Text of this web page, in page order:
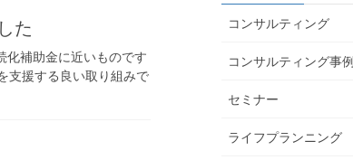
た
化補助金に近いものです
支援する良い取り組みで
コンサルティング
コンサルティング事例
セミナー
ライフプランニング